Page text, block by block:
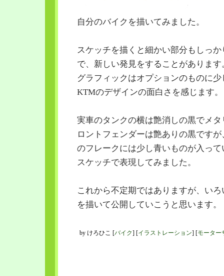
自分のバイクを描いてみました。
スケッチを描くと細かい部分もしっ
で、新しい発見をすることがあります
グラフィックはオプションのものに
KTMのデザインの面白さを感じます。
実車のタンクの横は艶消しの黒でメ
ロントフェンダーは艶ありの黒です
のフレークには少し青いものが入っ
スケッチで表現してみました。
これから不定期ではありますが、い
を描いて公開していこうと思います。
by けろひこ [バイク] [イラストレーション] [モーター